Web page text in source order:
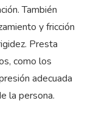
También
y fricción
Presta
como los
adecuada
la persona.